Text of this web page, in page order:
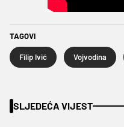
TAGOVI
Filip Ivić Vojvodina
SLJEDEĆA VIJEST